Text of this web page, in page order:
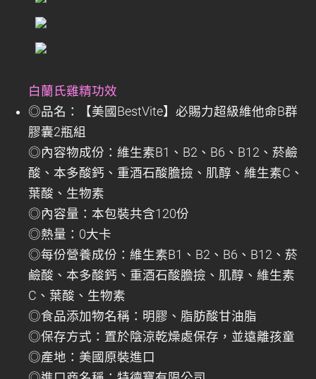
白蘭氏雞精功效
◎品名：【美國BestVite】必賜力超級維他命B群
膠囊2瓶組
◎內容物成份：維生素B1、B2、B6、B12、菸鹼
酸、本多酸鈣、重酒石酸膽撿、肌醇、維生素C、
葉酸、生物素
◎內容量：本包裝共含120份
◎熱量：0大卡
◎每份營養成份：維生素B1、B2、B6、B12、菸
鹼酸、本多酸鈣、重酒石酸膽撿、肌醇、維生素
C、葉酸、生物素
◎食品添加物名稱：明膠、脂肪酸甘油脂
◎保存方式：置於陰涼乾燥處保存，並遠離孩童
◎產地：美國原裝進口